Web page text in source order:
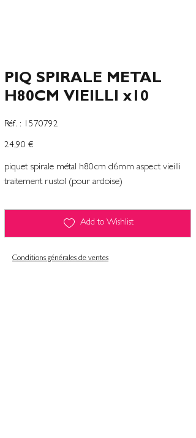
PIQ SPIRALE METAL
H80CM VIEILLI x10
Réf. :
SKU
1570792
1570792
Prix
24,90 €
piquet spirale métal h80cm d6mm aspect vieilli
traitement rustol (pour ardoise)
Add to Wishlist
Conditions générales de ventes